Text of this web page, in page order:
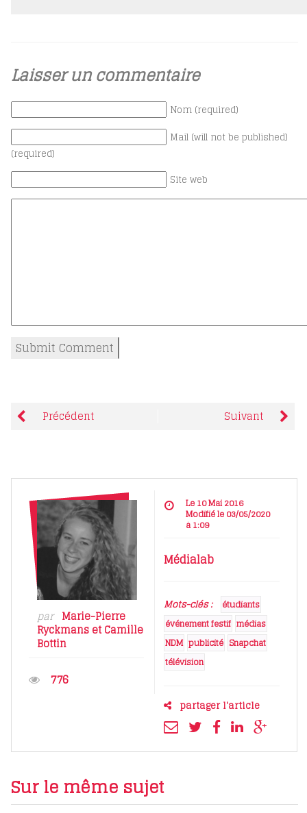
Laisser un commentaire
Nom (required)
Mail (will not be published)
(required)
Site web
Précédent Suivant
par Marie-Pierre
RyckmansetCamille
Bottin
776
Le 10 Mai 2016
Modifié le 03/05/2020
à 1:09
Médialab
Mots-clés :
étudiants
événement festif médias
NDM publicité Snapchat
télévision
partager l'article
Sur le même sujet